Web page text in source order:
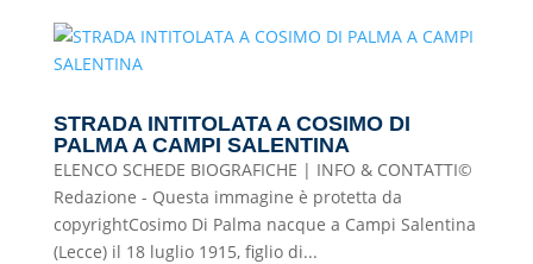
STRADA INTITOLATA A COSIMO DI
PALMA A CAMPI SALENTINA
ELENCO SCHEDE BIOGRAFICHE | INFO & CONTATTI©
Redazione - Questa immagine è protetta da
copyrightCosimo Di Palma nacque a Campi Salentina
(Lecce) il 18 luglio 1915, figlio di...